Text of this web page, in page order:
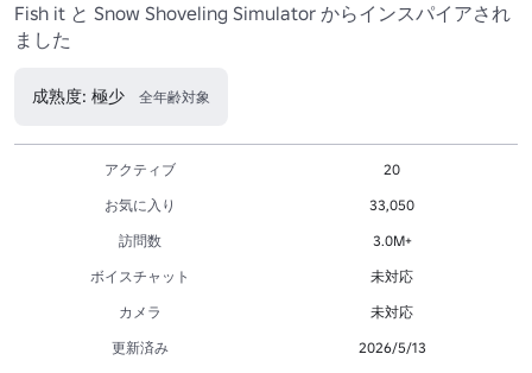
Fish it と Snow Shoveling Simulator からインスパイアされ
ました
成熟度: 極少 全年齢対象
アクティブ
20
お気に入り
33,050
訪問数
3.0M+
ボイスチャット
未対応
カメラ
未対応
更新済み
2026/5/13